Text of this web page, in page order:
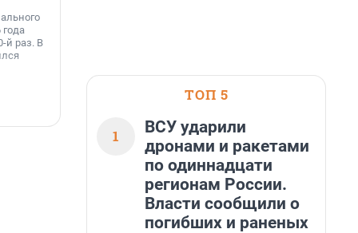
года
й раз. В
водопада.
ТОП 5
1
ВСУ ударили
дронами и ракетами
по одиннадцати
регионам России.
Власти сообщили о
погибших и раненых